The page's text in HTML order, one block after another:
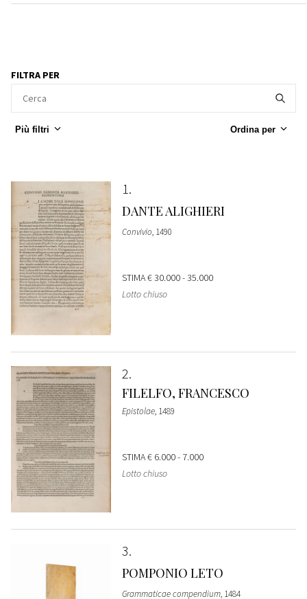
FILTRA PER
Più filtri Ordina per
1
DANTE ALIGHIERI
Convivio, 1490
STIMA€ 30.000 - 35.000
Lotto chiuso
2
FILELFO, FRANCESCO
Epistolae, 1489
STIMA€ 6.000 - 7.000
Lotto chiuso
3
POMPONIO LETO
Grammaticae compendium, 1484